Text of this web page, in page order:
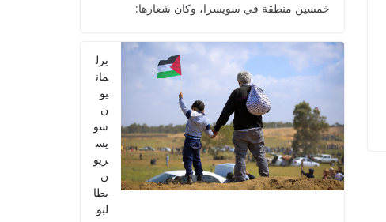
خمسين منطقة في سويسرا، وكان شعارها:
برل
مان
يو
ن
سو
يس
ريو
ن
يطا
لبو